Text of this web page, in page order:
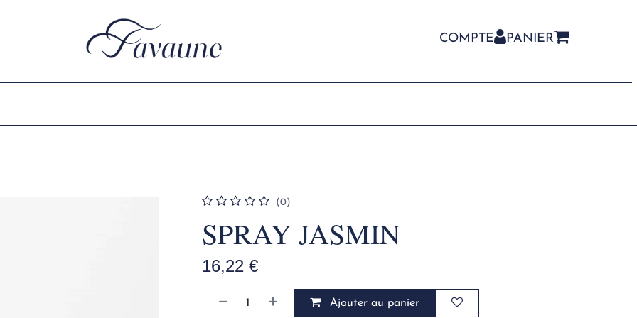
COMPTE PANIER
(0)
SPRAY JASMIN
16,22 €
Ajouter au panier